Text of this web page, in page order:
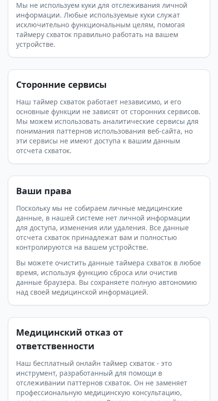
Мы не используем куки для отслеживания личной
информации. Любые используемые куки служат
исключительно функциональным целям, помогая
таймеру схваток правильно работать на вашем
устройстве.
Сторонние сервисы
Наш таймер схваток работает независимо, и его
основные функции не зависят от сторонних сервисов.
Мы можем использовать аналитические сервисы для
понимания паттернов использования веб-сайта, но
эти сервисы не имеют доступа к вашим данным
отсчета схваток.
Ваши права
Поскольку мы не собираем личные медицинские
данные, в нашей системе нет личной информации
для доступа, изменения или удаления. Все данные
отсчета схваток принадлежат вам и полностью
контролируются на вашем устройстве.
Вы можете очистить данные таймера схваток в любое
время, используя функцию сброса или очистив
данные браузера. Вы сохраняете полную автономию
над своей медицинской информацией.
Медицинский отказ от
ответственности
Наш бесплатный онлайн таймер схваток - это
инструмент, разработанный для помощи в
отслеживании паттернов схваток. Он не заменяет
профессиональную медицинскую консультацию,